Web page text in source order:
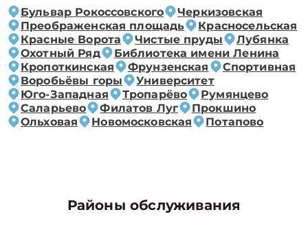
Бульвар Рокоссовского
Черкизовская
Преображенская площадь
Красносельская
Красные Ворота
Чистые пруды
Лубянка
Охотный Ряд
Библиотека имени Ленина
Кропоткинская
Фрунзенская
Спортивная
Воробьёвы горы
Университет
Юго-Западная
Тропарёво
Румянцево
Саларьево
Филатов Луг
Прокшино
Ольховая
Новомосковская Потапово
Районы обслуживания